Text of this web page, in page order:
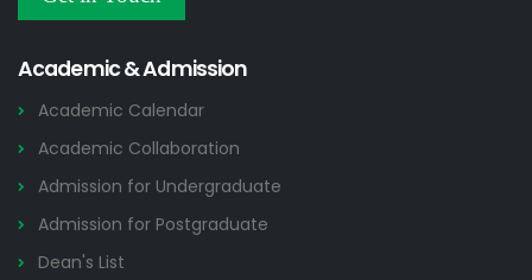
2026
Academic & Admission
Academic Calendar
Academic Collaboration
Admission for Undergraduate
Admission for Postgraduate
Dean's List